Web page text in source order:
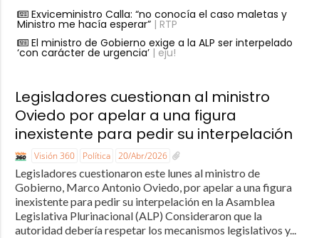
Exviceministro Calla: “no conocía el caso maletas y
Ministro me hacía esperar”| RTP
El ministro de Gobierno exige a la ALP ser interpelado
‘con carácter de urgencia’| eju!
Legisladores cuestionan al ministro
Oviedo por apelar a una figura
inexistente para pedir su interpelación
Visión 360 Política 20/Abr/2026
Legisladores cuestionaron este lunes al ministro de
Gobierno, Marco Antonio Oviedo, por apelar a una figura
inexistente para pedir su interpelación en la Asamblea
Legislativa Plurinacional (ALP) Consideraron que la
autoridad debería respetar los mecanismos legislativos y...